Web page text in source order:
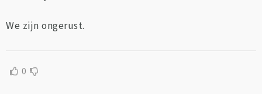
We zijn ongerust.
0